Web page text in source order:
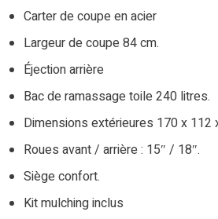
Carter de coupe en acier
Largeur de coupe 84 cm.
Éjection arrière
Bac de ramassage toile 240 litres.
Dimensions extérieures 170 x 112
Roues avant / arrière : 15″ / 18″.
Siège confort.
Kit mulching inclus